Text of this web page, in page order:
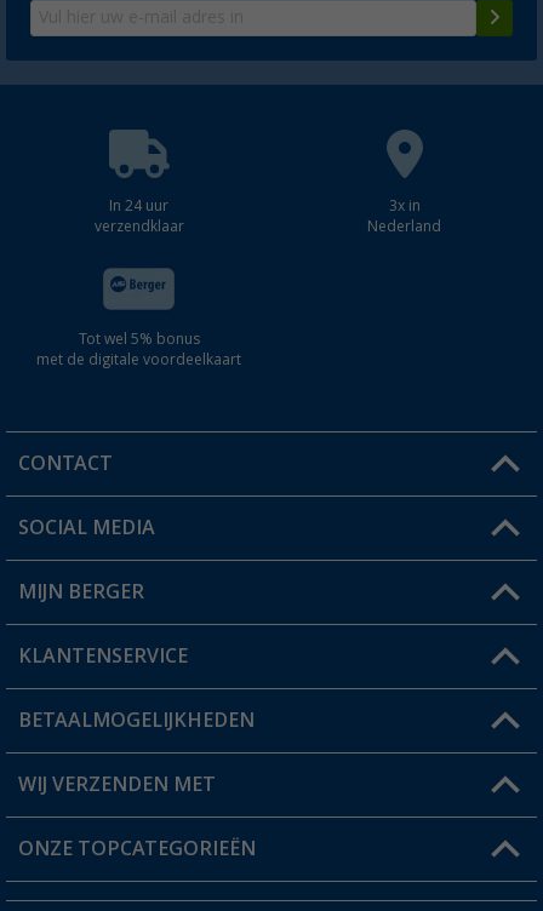
In 24 uur
verzendklaar
3x in
Nederland
Tot wel 5% bonus
met de digitale voordeelkaart
CONTACT
Een vraag?
Winkel vinden
SOCIAL MEDIA
MIJN BERGER
Mijn account
Status bestelling
Verlanglijstje
KLANTENSERVICE
FAQ & Contact
Verzendinformatie
Catalogus
BETAALMOGELIJKHEDEN
WIJ VERZENDEN MET
ONZE TOPCATEGORIEËN